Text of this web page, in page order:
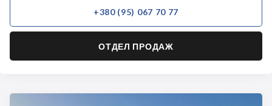
+380 (95) 067 70 77
ОТДЕЛ ПРОДАЖ